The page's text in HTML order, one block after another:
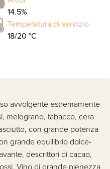
14.5%
Temperatura di servizio
18/20 °C
avvolgente estremamente
melograno, tabacco, cera
con grande potenza
grande equilibrio dolce-
descrittori di cacao,
Vino di grande pienezza